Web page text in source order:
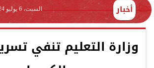
أخبار السبت، 6 يوليو 2024
وزارة التعليم تنفي